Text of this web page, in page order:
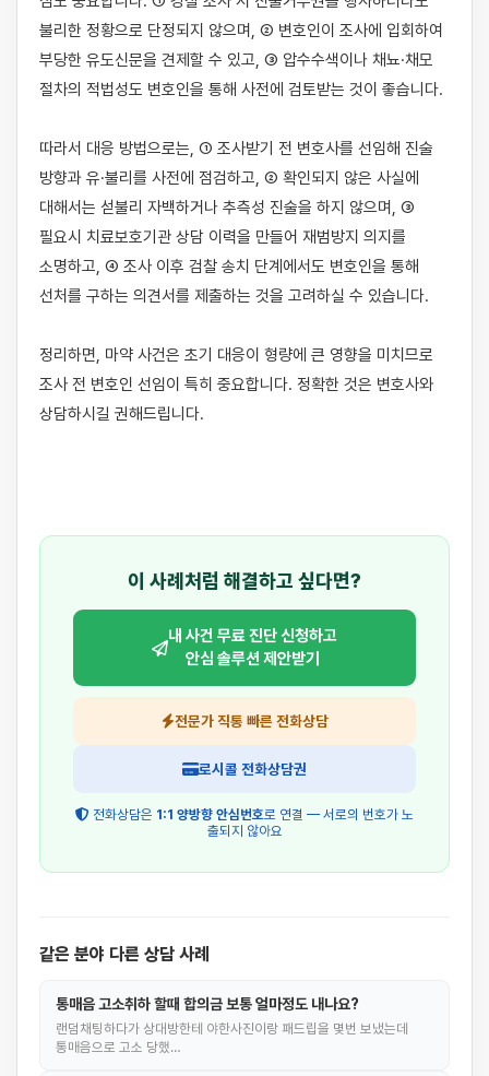
불리한 정황으로 단정되지 않으며, ② 변호인이 조사에 입회하여
부당한 유도신문을 견제할 수 있고, ③ 압수수색이나 채뇨·채모
절차의 적법성도 변호인을 통해 사전에 검토받는 것이 좋습니다.
따라서 대응 방법으로는, ① 조사받기 전 변호사를 선임해 진술
방향과 유·불리를 사전에 점검하고, ② 확인되지 않은 사실에
대해서는 섣불리 자백하거나 추측성 진술을 하지 않으며, ③
필요시 치료보호기관 상담 이력을 만들어 재범방지 의지를
소명하고, ④ 조사 이후 검찰 송치 단계에서도 변호인을 통해
선처를 구하는 의견서를 제출하는 것을 고려하실 수 있습니다.
정리하면, 마약 사건은 초기 대응이 형량에 큰 영향을 미치므로
조사 전 변호인 선임이 특히 중요합니다. 정확한 것은 변호사와
상담하시길 권해드립니다.
이 사례처럼 해결하고 싶다면?
내 사건 무료 진단 신청하고
안심 솔루션 제안받기
전문가 직통 빠른 전화상담
로시콜 전화상담권
전화상담은 1:1 양방향 안심번호로 연결 — 서로의 번호가 노
출되지 않아요
같은 분야 다른 상담 사례
통매음 고소취하 할때 합의금 보통 얼마정도 내나요?
랜덤채팅하다가 상대방한테 야한사진이랑 패드립을 몇번 보냈는데
통매음으로 고소 당했…